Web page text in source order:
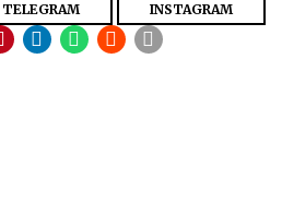
TELEGRAM INSTAGRAM